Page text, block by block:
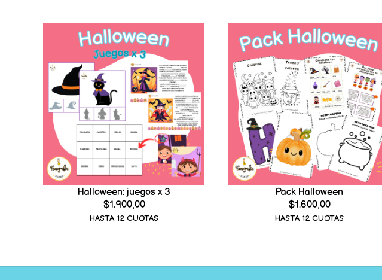
Halloween: juegos x 3
$1.900,00
HASTA 12 CUOTAS
Pack Halloween
$1.600,00
HASTA 12 CUOTAS